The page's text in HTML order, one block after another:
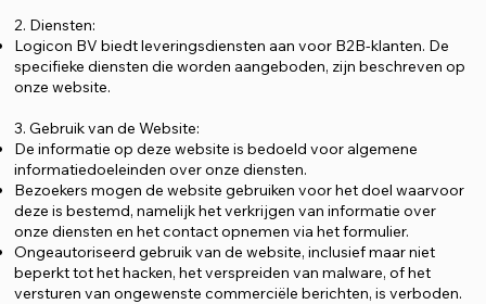
2. Diensten:
Logicon BV biedt leveringsdiensten aan voor B2B-klanten. De
specifieke diensten die worden aangeboden, zijn beschreven op
onze website.
3. Gebruik van de Website:
De informatie op deze website is bedoeld voor algemene
informatiedoeleinden over onze diensten.
Bezoekers mogen de website gebruiken voor het doel waarvoor
deze is bestemd, namelijk het verkrijgen van informatie over
onze diensten en het contact opnemen via het formulier.
Ongeautoriseerd gebruik van de website, inclusief maar niet
beperkt tot het hacken, het verspreiden van malware, of het
versturen van ongewenste commerciële berichten, is verboden.